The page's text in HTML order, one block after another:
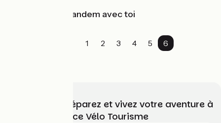
Un jour j'irai en tandem avec toi
1 2 3 4 5 6
Choisissez, préparez et vivez votre aventure à
vélo avec France Vélo Tourisme